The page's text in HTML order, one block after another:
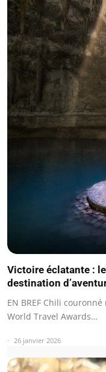
Victoire éclatante :
destination
EN BREF Chili
World Travel Awards…
26 janvier 2026